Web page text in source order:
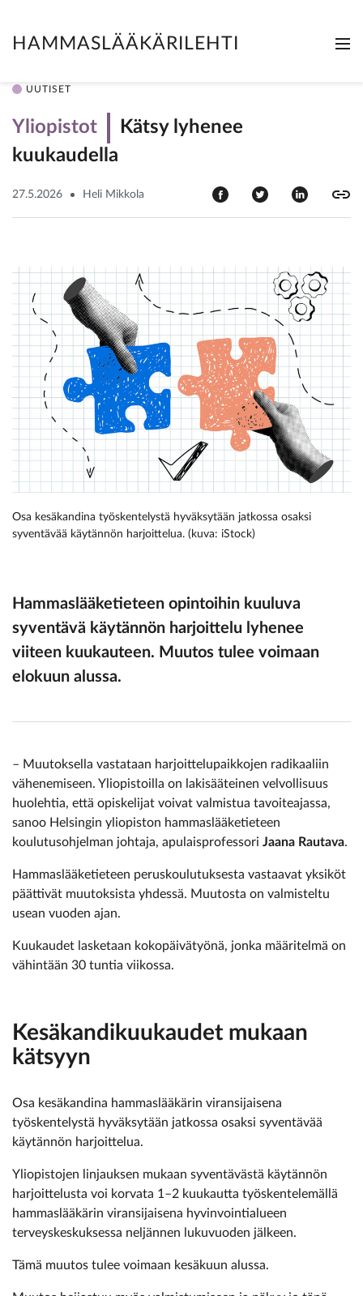
HAMMASLÄÄKÄRILEHTI
UUTISET
Yliopistot
Kätsy lyhenee
kuukaudella
27.5.2026 Heli Mikkola
Osa kesäkandina työskentelystä hyväksytään jatkossa osaksi
syventävää käytännön harjoittelua. (kuva: iStock)
Hammaslääketieteen opintoihin kuuluva
syventävä käytännön harjoittelu lyhenee
viiteen kuukauteen. Muutos tulee voimaan
elokuun alussa.
– Muutoksella vastataan harjoittelupaikkojen radikaaliin
vähenemiseen. Yliopistoilla on lakisääteinen velvollisuus
huolehtia, että opiskelijat voivat valmistua tavoiteajassa,
sanoo Helsingin yliopiston hammaslääketieteen
koulutusohjelman johtaja, apulaisprofessori Jaana Rautava.
Hammaslääketieteen peruskoulutuksesta vastaavat yksiköt
päättivät muutoksista yhdessä. Muutosta on valmisteltu
usean vuoden ajan.
Kuukaudet lasketaan kokopäivätyönä, jonka määritelmä on
vähintään 30 tuntia viikossa.
Kesäkandikuukaudet mukaan
kätsyyn
Osa kesäkandina hammaslääkärin viransijaisena
työskentelystä hyväksytään jatkossa osaksi syventävää
käytännön harjoittelua.
Yliopistojen linjauksen mukaan syventävästä käytännön
harjoittelusta voi korvata 1–2 kuukautta työskentelemällä
hammaslääkärin viransijaisena hyvinvointialueen
terveyskeskuksessa neljännen lukuvuoden jälkeen.
Tämä muutos tulee voimaan kesäkuun alussa.